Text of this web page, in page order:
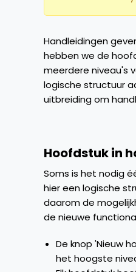
Handleidingen
hebben we de
meerdere niveau's
logische structuur
uitbreiding om
Hoofdstuk in
Soms is het nodig
hier een logische
daarom de
de nieuwe
De knop 'Nieuw
het hoogste